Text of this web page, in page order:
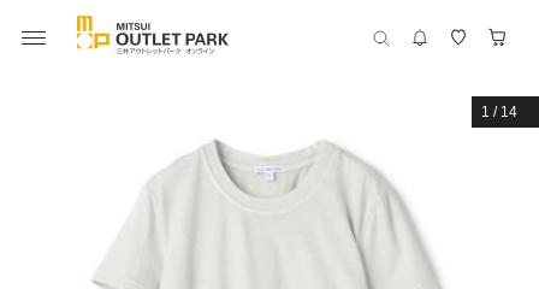
1 / 14